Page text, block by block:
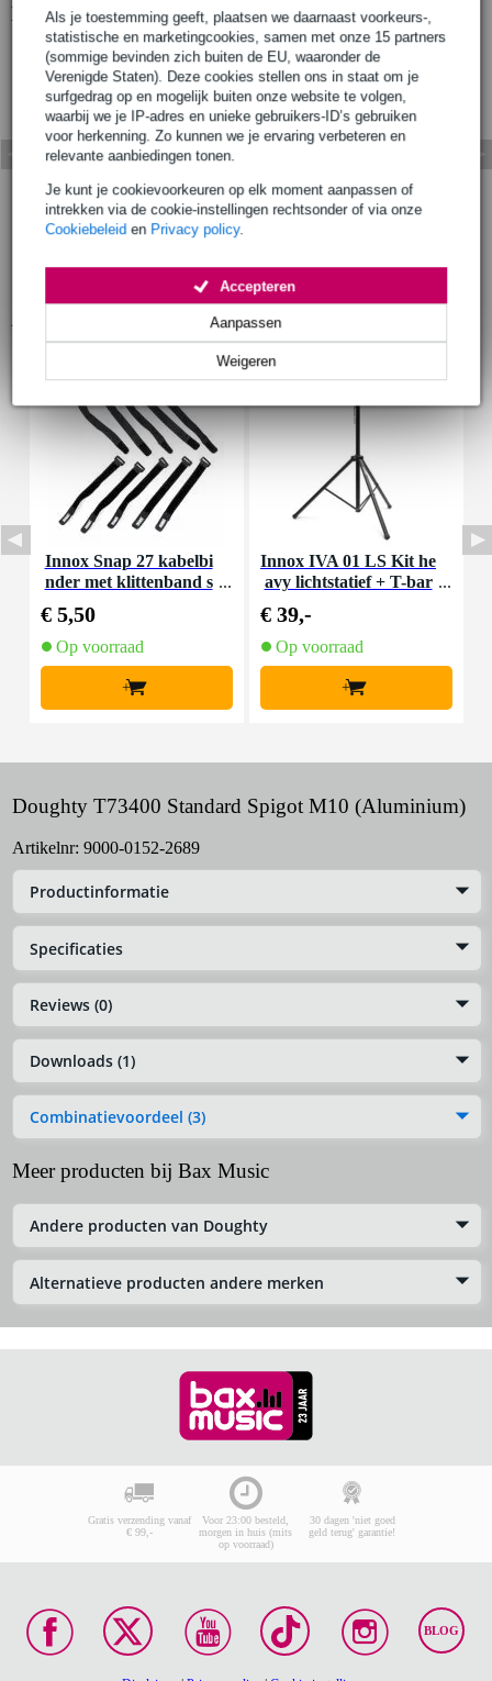
Als je toestemming geeft, plaatsen we daarnaast voorkeurs-,
statistische en marketingcookies, samen met onze 15 partners
(sommige bevinden zich buiten de EU, waaronder de
Verenigde Staten). Deze cookies stellen ons in staat om je
surfgedrag op en mogelijk buiten onze website te volgen,
waarbij we je IP-adres en unieke gebruikers-ID’s gebruiken
voor herkenning. Zo kunnen we je ervaring verbeteren en
relevante aanbiedingen tonen.
Je kunt je cookievoorkeuren op elk moment aanpassen of
intrekken via de cookie-instellingen rechtsonder of via onze
Cookiebeleid en Privacy policy.
Weigeren
Aanpassen
Accepteren
Bekijk ook eens (1)
Innox Snap 27 kabelbi
nder met klittenband s
€ 5,50
Op voorraad
+
Innox IVA 01 LS Kit he
avy lichtstatief + T-bar
€ 39,-
Op voorraad
+
Doughty T73400 Standard Spigot M10 (Aluminium)
Artikelnr: 9000-0152-2689
Productinformatie
Specificaties
Reviews (0)
Downloads (1)
Combinatievoordeel (3)
Meer producten bij Bax Music
Andere producten van Doughty
Alternatieve producten andere merken
Gratis verzending vanaf
€ 99,-
Voor 23:00 besteld,
morgen in huis (mits
op voorraad)
30 dagen 'niet goed
geld terug' garantie!
BLOG